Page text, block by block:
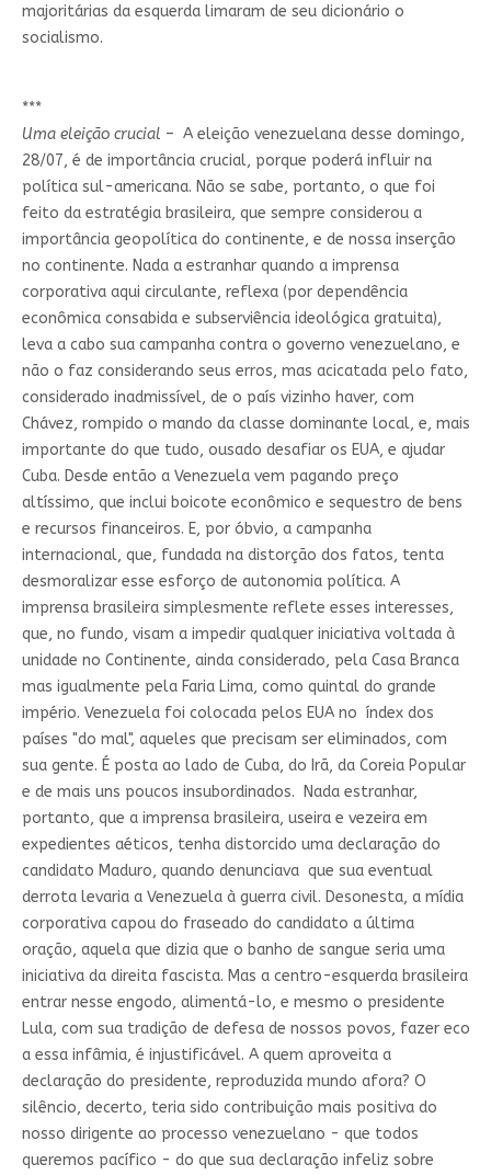
majoritárias da esquerda limaram de seu dicionário o
socialismo.
***
Uma eleição crucial – A eleição venezuelana desse domingo,
28/07, é de importância crucial, porque poderá influir na
política sul-americana. Não se sabe, portanto, o que foi
feito da estratégia brasileira, que sempre considerou a
importância geopolítica do continente, e de nossa inserção
no continente. Nada a estranhar quando a imprensa
corporativa aqui circulante, reflexa (por dependência
econômica consabida e subserviência ideológica gratuita),
leva a cabo sua campanha contra o governo venezuelano, e
não o faz considerando seus erros, mas acicatada pelo fato,
considerado inadmissível, de o país vizinho haver, com
Chávez, rompido o mando da classe dominante local, e, mais
importante do que tudo, ousado desafiar os EUA, e ajudar
Cuba. Desde então a Venezuela vem pagando preço
altíssimo, que inclui boicote econômico e sequestro de bens
e recursos financeiros. E, por óbvio, a campanha
internacional, que, fundada na distorção dos fatos, tenta
desmoralizar esse esforço de autonomia política. A
imprensa brasileira simplesmente reflete esses interesses,
que, no fundo, visam a impedir qualquer iniciativa voltada à
unidade no Continente, ainda considerado, pela Casa Branca
mas igualmente pela Faria Lima, como quintal do grande
império. Venezuela foi colocada pelos EUA no índex dos
países "do mal", aqueles que precisam ser eliminados, com
sua gente. É posta ao lado de Cuba, do Irã, da Coreia Popular
e de mais uns poucos insubordinados. Nada estranhar,
portanto, que a imprensa brasileira, useira e vezeira em
expedientes aéticos, tenha distorcido uma declaração do
candidato Maduro, quando denunciava que sua eventual
derrota levaria a Venezuela à guerra civil. Desonesta, a mídia
corporativa capou do fraseado do candidato a última
oração, aquela que dizia que o banho de sangue seria uma
iniciativa da direita fascista. Mas a centro-esquerda brasileira
entrar nesse engodo, alimentá-lo, e mesmo o presidente
Lula, com sua tradição de defesa de nossos povos, fazer eco
a essa infâmia, é injustificável. A quem aproveita a
declaração do presidente, reproduzida mundo afora? O
silêncio, decerto, teria sido contribuição mais positiva do
nosso dirigente ao processo venezuelano - que todos
queremos pacífico - do que sua declaração infeliz sobre